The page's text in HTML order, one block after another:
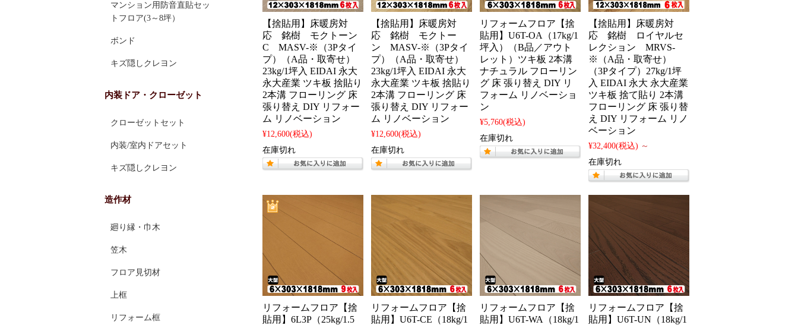
【捨貼用】床暖房対
応 銘樹 モクトーン
C MASV-※（3Pタイ
プ）（A品・取寄せ）
23kg/1坪入 EIDAI 永大
永大産業 ツキ板 捨貼り
2本溝 フローリング 床
張り替え DIY リフォー
ム リノベーション
¥12,600(税込)
在庫切れ
【捨貼用】床暖房対
応 銘樹 モクトー
ン MASV-※（3Pタイ
プ）（A品・取寄せ）
23kg/1坪入 EIDAI 永大
永大産業 ツキ板 捨貼り
2本溝 フローリング 床
張り替え DIY リフォー
ム リノベーション
¥12,600(税込)
在庫切れ
リフォームフロア【捨
貼用】U6T-OA（17kg/1
坪入）（B品／アウト
レット）ツキ板 2本溝
ナチュラル フローリン
グ 床 張り替え DIY リ
フォーム リノベーショ
ン
¥5,760(税込)
在庫切れ
【捨貼用】床暖房対
応 銘樹 ロイヤルセ
レクション MRVS-
※（A品・取寄せ）
（3Pタイプ）27kg/1坪
入 EIDAI 永大 永大産業
ツキ板 捨て貼り 2本溝
フローリング 床 張り替
え DIY リフォーム リノ
ベーション
¥32,400(税込) ～
在庫切れ
リフォームフロア【捨
貼用】6L3P（25kg/1.5
リフォームフロア【捨
貼用】U6T-CE（18kg/1
リフォームフロア【捨
貼用】U6T-WA（18kg/1
リフォームフロア【捨
貼用】U6T-UN（18kg/1
マンション用防音直貼セッ
トフロア(3～8坪）
ボンド
キズ隠しクレヨン
内装ドア・クローゼット
クローゼットセット
内装/室内ドアセット
キズ隠しクレヨン
造作材
廻り縁・巾木
笠木
フロア見切材
上框
リフォーム框